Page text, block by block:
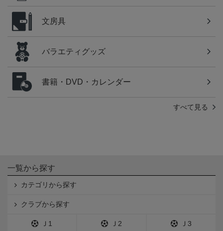
文房具
バラエティグッズ
書籍・DVD・カレンダー
すべて見る
一覧から探す
カテゴリから探す
クラブから探す
Ｊ1 Ｊ2 Ｊ3